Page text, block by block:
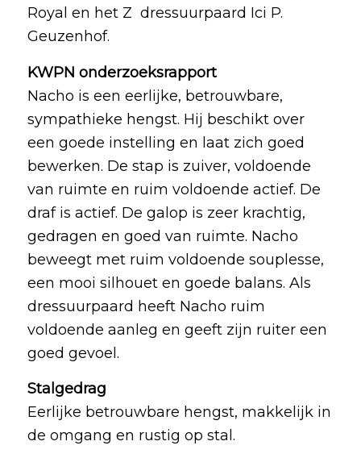
Royal en het Z dressuurpaard Ici P.
Geuzenhof.
KWPN onderzoeksrapport
Nacho is een eerlijke, betrouwbare,
sympathieke hengst. Hij beschikt over
een goede instelling en laat zich goed
bewerken. De stap is zuiver, voldoende
van ruimte en ruim voldoende actief. De
draf is actief. De galop is zeer krachtig,
gedragen en goed van ruimte. Nacho
beweegt met ruim voldoende souplesse,
een mooi silhouet en goede balans. Als
dressuurpaard heeft Nacho ruim
voldoende aanleg en geeft zijn ruiter een
goed gevoel.
Stalgedrag
Eerlijke betrouwbare hengst, makkelijk in
de omgang en rustig op stal.